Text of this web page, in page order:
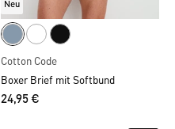
Neu
Cotton Code
Boxer Brief mit Softbund
24,95 €